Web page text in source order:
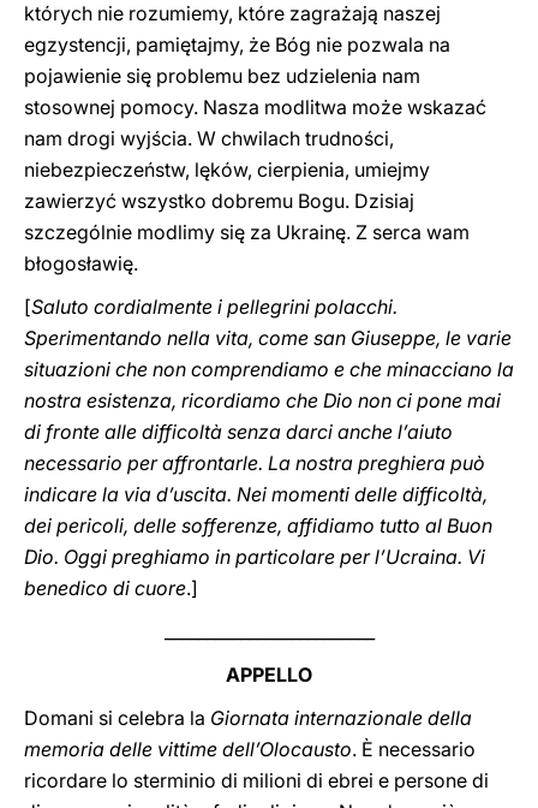
których nie rozumiemy, które zagrażają naszej
egzystencji, pamiętajmy, że Bóg nie pozwala na
pojawienie się problemu bez udzielenia nam
stosownej pomocy. Nasza modlitwa może wskazać
nam drogi wyjścia. W chwilach trudności,
niebezpieczeństw, lęków, cierpienia, umiejmy
zawierzyć wszystko dobremu Bogu. Dzisiaj
szczególnie modlimy się za Ukrainę. Z serca wam
błogosławię.
[Saluto cordialmente i pellegrini polacchi.
Sperimentando nella vita, come san Giuseppe, le varie
situazioni che non comprendiamo e che minacciano la
nostra esistenza, ricordiamo che Dio non ci pone mai
di fronte alle difficoltà senza darci anche l’aiuto
necessario per affrontarle. La nostra preghiera può
indicare la via d’uscita. Nei momenti delle difficoltà,
dei pericoli, delle sofferenze, affidiamo tutto al Buon
Dio. Oggi preghiamo in particolare per l’Ucraina. Vi
benedico di cuore.]
APPELLO
Domani si celebra la Giornata internazionale della
memoria delle vittime dell’Olocausto. È necessario
ricordare lo sterminio di milioni di ebrei e persone di